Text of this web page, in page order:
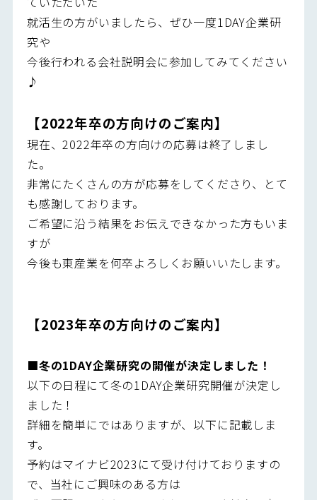
就活生の方がいましたら、ぜひ一度1DAY企業研
究や
今後行われる会社説明会に参加してみてください
♪
【2022年卒の方向けのご案内】
現在、2022年卒の方向けの応募は終了しまし
た。
非常にたくさんの方が応募をしてくださり、とて
も感謝しております。
ご希望に沿う結果をお伝えできなかった方もいま
すが
今後も東産業を何卒よろしくお願いいたします。
【2023年卒の方向けのご案内】
■冬の1DAY企業研究の開催が決定しました！
以下の日程にて冬の1DAY企業研究開催が決定し
ました！
詳細を簡単にではありますが、以下に記載しま
す。
予約はマイナビ2023にて受け付けておりますの
で、当社にご興味のある方は